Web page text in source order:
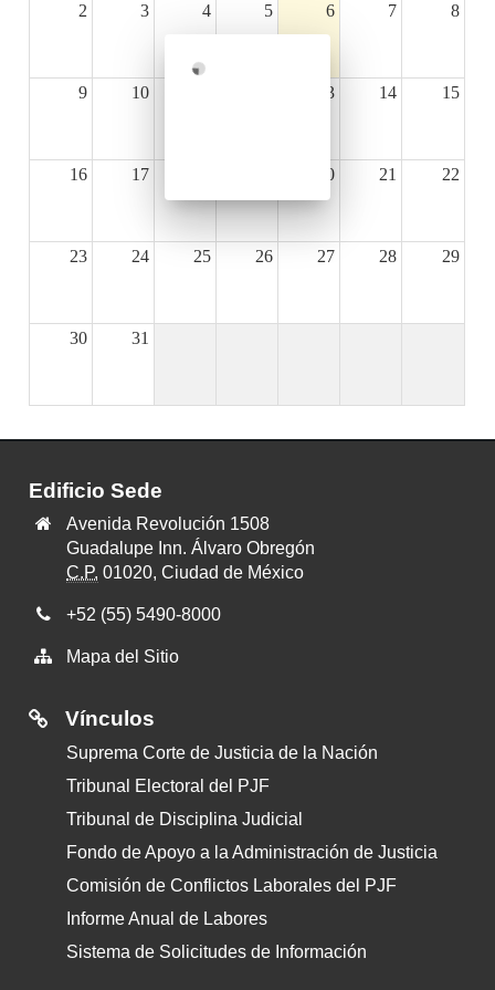
2 3 4 5 6 7 8
9 10 13 14 15
16 17 20 21 22
23 24 25 26 27 28 29
30 31
Edificio Sede
Avenida Revolución 1508
Guadalupe Inn. Álvaro Obregón
C.P. 01020, Ciudad de México
+52 (55) 5490-8000
Mapa del Sitio
Vínculos
Suprema Corte de Justicia de la Nación
Tribunal Electoral del PJF
Tribunal de Disciplina Judicial
Fondo de Apoyo a la Administración de Justicia
Comisión de Conflictos Laborales del PJF
Informe Anual de Labores
Sistema de Solicitudes de Información